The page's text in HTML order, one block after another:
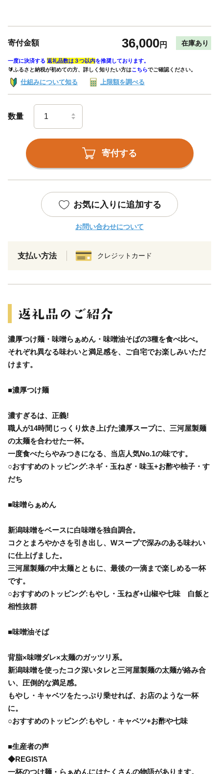
寄付金額 36,000円 在庫あり
一度に決済する 返礼品数は３つ以内を推奨しております。
🔰ふるさと納税が初めての方、詳しく知りたい方はこちらでご確認ください。
仕組みについて知る 上限額を調べる
数量
寄付する
お気に入りに追加する
お問い合わせについて
支払い方法 クレジットカード
濃厚つけ麺・味噌らぁめん・味噌油そばの3種を食べ比べ。
それぞれ異なる味わいと満足感を、ご自宅でお楽しみいただ
けます。
■濃厚つけ麺
濃すぎるは、正義!
職人が14時間じっくり炊き上げた濃厚スープに、三河屋製麺
の太麺を合わせた一杯。
一度食べたらやみつきになる、当店人気No.1の味です。
○おすすめのトッピング:ネギ・玉ねぎ・味玉+お酢や柚子・す
だち
■味噌らぁめん
新潟味噌をベースに白味噌を独自調合。
コクとまろやかさを引き出し、Wスープで深みのある味わい
に仕上げました。
三河屋製麺の中太麺とともに、最後の一滴まで楽しめる一杯
です。
○おすすめのトッピング:もやし・玉ねぎ+山椒や七味 白飯と
相性抜群
■味噌油そば
背脂×味噌ダレ×太麺のガッツリ系。
新潟味噌を使ったコク深いタレと三河屋製麺の太麺が絡み合
い、圧倒的な満足感。
もやし・キャベツをたっぷり乗せれば、お店のような一杯
に。
○おすすめのトッピング:もやし・キャベツ+お酢や七味
■生産者の声
◆REGISTA
一杯のつけ麺・らぁめんにはたくさんの物語があります。